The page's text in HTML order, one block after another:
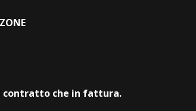
contratto che in fattura.